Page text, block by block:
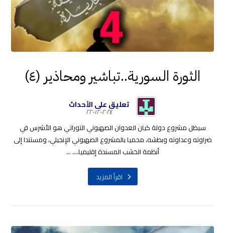
الثورة السورية..تباشير ومحاذير (٤)
تعليق على الأحداث
٢٠٢٤-١٢-٢٢
سيظل مشروع دولة كيان العدوان الصهيوني التوراتي هو الأشرس في
ضراوته وعداوته وبطشه، محميا بالمشروع الصهيوني الإنجيلي، ومستندا إلى
أنظمة الخشب المسندة إقليميا.... ...
اقرأ المزيد